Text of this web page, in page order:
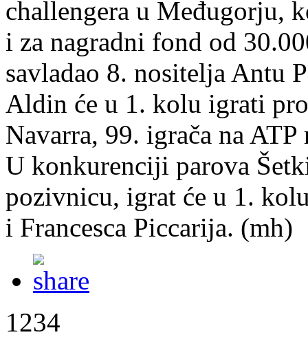
challengera u Međugorju,
i za nagradni fond od
savladao 8. nositelja Antu
Aldin će u 1. kolu igrati
Navarra, 99. igrača na
U konkurenciji parova
pozivnicu, igrat će u 1.
i Francesca Piccarija. (mh)
1234